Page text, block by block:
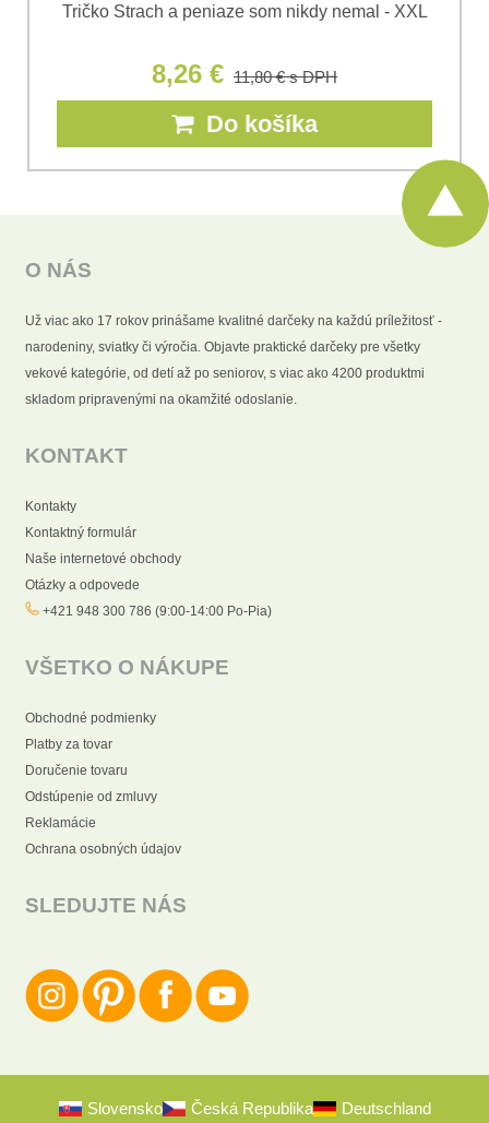
Tričko Strach a peniaze som nikdy nemal - XXL
8,26 € 11,80 €s DPH
Do košíka
O NÁS
Už viac ako 17 rokov prinášame kvalitné darčeky na každú príležitosť -
narodeniny, sviatky či výročia. Objavte praktické darčeky pre všetky
vekové kategórie, od detí až po seniorov, s viac ako 4200 produktmi
skladom pripravenými na okamžité odoslanie.
KONTAKT
Kontakty
Kontaktný formulár
Naše internetové obchody
Otázky a odpovede
+421 948 300 786 (9:00-14:00 Po-Pia)
VŠETKO O NÁKUPE
Obchodné podmienky
Platby za tovar
Doručenie tovaru
Odstúpenie od zmluvy
Reklamácie
Ochrana osobných údajov
SLEDUJTE NÁS
Slovensko Česká Republika Deutschland